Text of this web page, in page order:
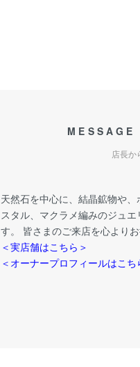
MESSAGE
店長か
天然石を中心に、結晶鉱物や
スタル、マクラメ編みのジュ
す。 皆さまのご来店を心よりお
＜実店舗はこちら＞
＜オーナープロフィールはこち